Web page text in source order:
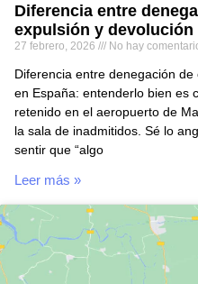
Diferencia entre
expulsión y devolución
27 febrero, 2026 No hay
Diferencia entre denegación
en España: entenderlo bien es
retenido en el aeropuerto de
la sala de inadmitidos. Sé lo
sentir que “algo
Leer más »